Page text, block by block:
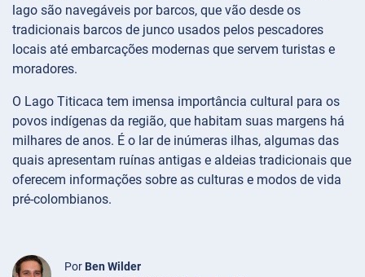
lago são navegáveis por barcos, que vão desde os
tradicionais barcos de junco usados pelos pescadores
locais até embarcações modernas que servem turistas e
moradores.
O Lago Titicaca tem imensa importância cultural para os
povos indígenas da região, que habitam suas margens há
milhares de anos. É o lar de inúmeras ilhas, algumas das
quais apresentam ruínas antigas e aldeias tradicionais que
oferecem informações sobre as culturas e modos de vida
pré-colombianos.
Por Ben Wilder